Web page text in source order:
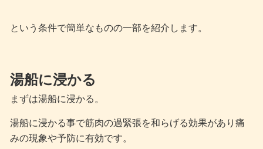
という条件で簡単なものの一部を紹介します。
湯船に浸かる
まずは湯船に浸かる。
湯船に浸かる事で筋肉の過緊張を和らげる効果があり痛
みの現象や予防に有効です。